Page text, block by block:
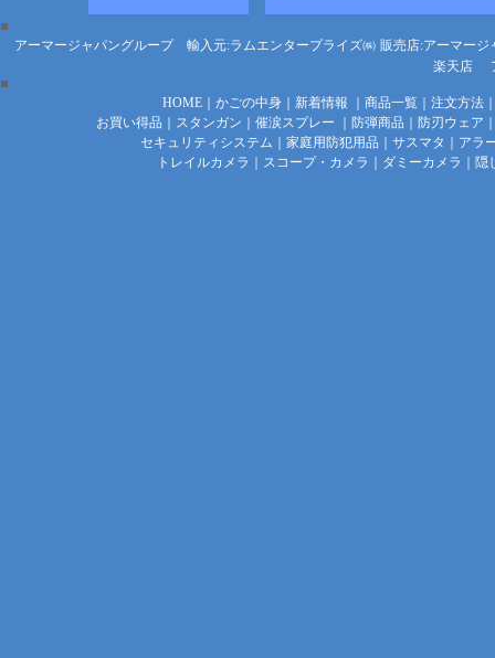
アーマージャパングループ 輸入元:ラムエンタープライズ㈱ 販売店:アーマージ
楽天店
HOME｜ かごの中身｜ 新着情報 商品一覧｜ 注文方法
お買い得品
スタンガン 催涙スプレー 防弾商品 防刃ウェア
セキュリティシステム
家庭用防犯用品 サスマタ
アラ
トレイルカメラ
スコープ・カメラ ダミーカメラ 隠